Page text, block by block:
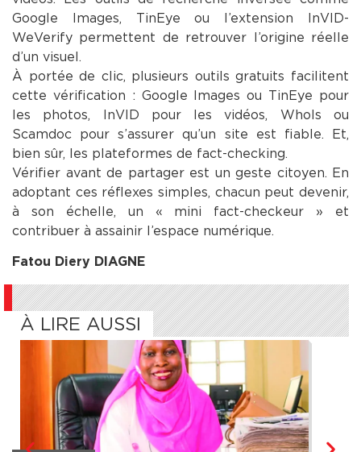
Google Images, TinEye ou l’extension InVID-
WeVerify permettent de retrouver l’origine réelle
d’un visuel.
À portée de clic, plusieurs outils gratuits facilitent
cette vérification : Google Images ou TinEye pour
les photos, InVID pour les vidéos, WhoIs ou
Scamdoc pour s’assurer qu’un site est fiable. Et,
bien sûr, les plateformes de fact-checking.
Vérifier avant de partager est un geste citoyen. En
adoptant ces réflexes simples, chacun peut devenir,
à son échelle, un « mini fact-checkeur » et
contribuer à assainir l’espace numérique.
Fatou Diery DIAGNE
À LIRE AUSSI